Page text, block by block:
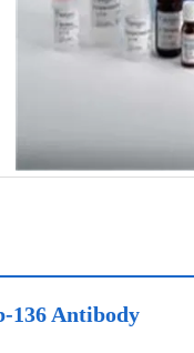
136 Antibody